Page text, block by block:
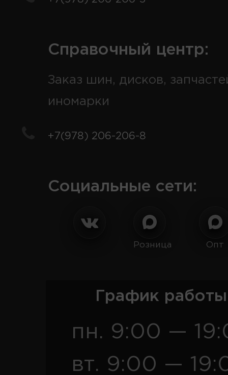
Справочный центр:
Заказ шин, дисков,
иномарки
+7(978) 206-206-8
Социальные сети:
Розница Опт
График
пн. 9:00 —
вт. 9:00 —